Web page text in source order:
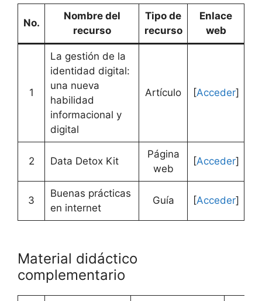
No.
Nombre del
recurso
Tipo de
recurso
Enlace
web
1
La gestión de la
identidad digital:
una nueva
habilidad
informacional y
digital
Artículo [Acceder]
2 Data Detox Kit
Página
web
[Acceder]
3
Buenas prácticas
en internet
Guía [Acceder]
Material didáctico
complementario